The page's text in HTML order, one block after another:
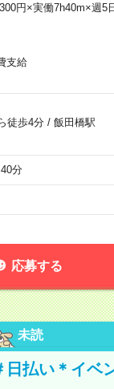
円×実働7h40m×週
支給
徒歩4分/ 飯田橋駅
分
応募する
未読
払い＊イベ